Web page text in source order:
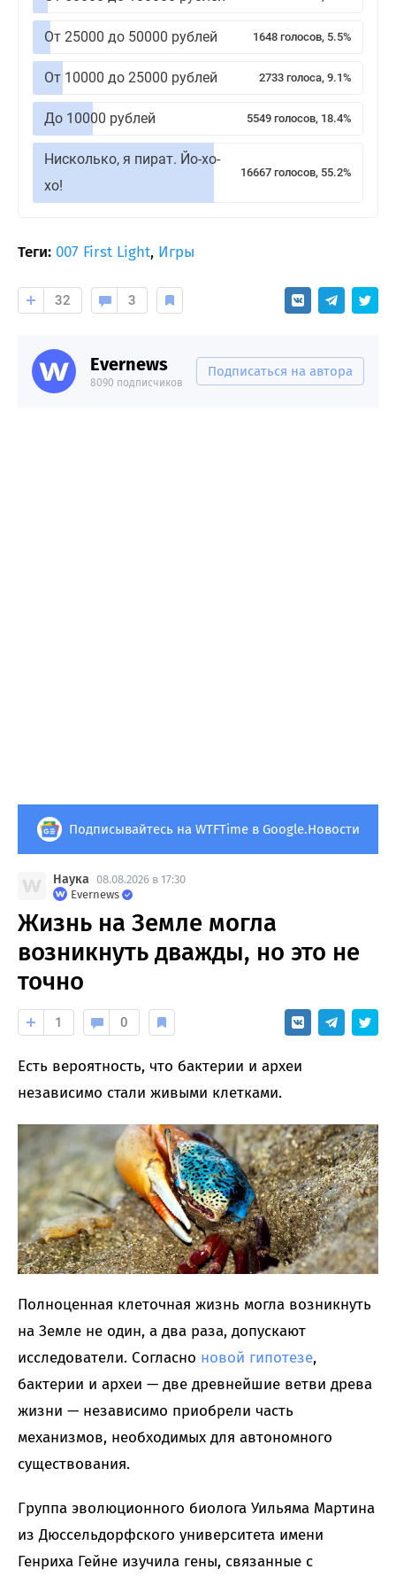
От 25000 до 50000 рублей 1648 голосов, 5.5%
От 10000 до 25000 рублей 2733 голоса, 9.1%
До 10000 рублей 5549 голосов, 18.4%
Нисколько, я пират. Йо-хо-
хо!
16667 голосов, 55.2%
Теги: 007 First Light, Игры
32 3
Evernews
8090 подписчиков
Подписаться на автора
Подписывайтесь на WTFTime в Google.Новости
Наука 08.08.2026 в 17:30
Evernews
Жизнь на Земле могла
возникнуть дважды, но это не
точно
1 0
Есть вероятность, что бактерии и археи
независимо стали живыми клетками.
Полноценная клеточная жизнь могла возникнуть
на Земле не один, а два раза, допускают
исследователи. Согласно новой гипотезе,
бактерии и археи — две древнейшие ветви древа
жизни — независимо приобрели часть
механизмов, необходимых для автономного
существования.
Группа эволюционного биолога Уильяма Мартина
из Дюссельдорфского университета имени
Генриха Гейне изучила гены, связанные с